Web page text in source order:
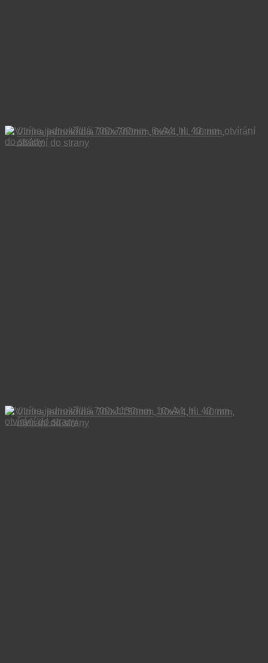
Vitrína jednokřídlá 700x700mm, 6xA4, hl. 40 mm,
otvírání do strany
Vitrína jednokřídlá 700x1150mm, 10xA4, hl. 40 mm,
otvírání do strany